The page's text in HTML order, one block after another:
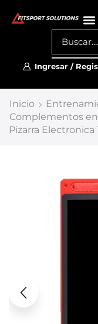
Ingresar /
Inicio
Complementos
Pizarra Electronica